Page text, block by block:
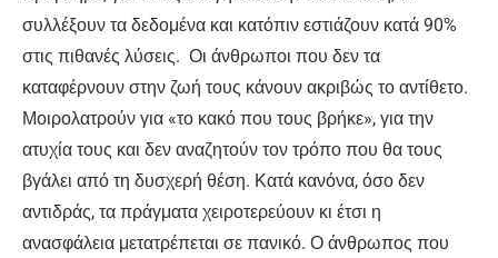
συλλέξουν τα δεδομένα και κατόπιν εστιάζουν κατά 90%
στις πιθανές λύσεις. Οι άνθρωποι που δεν τα
καταφέρνουν στην ζωή τους κάνουν ακριβώς το αντίθετο.
Μοιρολατρούν για «το κακό που τους βρήκε», για την
ατυχία τους και δεν αναζητούν τον τρόπο που θα τους
βγάλει από τη δυσχερή θέση. Κατά κανόνα, όσο δεν
αντιδράς, τα πράγματα χειροτερεύουν κι έτσι η
ανασφάλεια μετατρέπεται σε πανικό. Ο άνθρωπος που